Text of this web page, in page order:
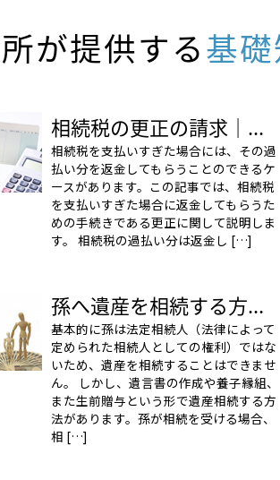
が提供する基
相続税の更正の請求｜...
相続税を支払いすぎた場合には、その過
払い分を返金してもらうことのできるケ
ースがあります。この記事では、相続税
を支払いすぎた場合に返金してもらうた
めの手続きである更正に関して説明しま
す。 相続税の過払い分は返金し […]
孫へ遺産を相続する方...
基本的に孫は法定相続人（法律によって
定められた相続人としての権利）ではな
いため、遺産を相続することはできませ
ん。 しかし、遺言書の作成や養子縁組、
また生前贈与という形で遺産相続する方
法があります。孫が相続を受ける場合、
相 […]